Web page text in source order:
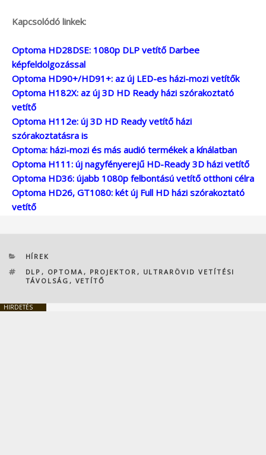
Kapcsolódó linkek:
Optoma HD28DSE: 1080p DLP vetítő Darbee
képfeldolgozással
Optoma HD90+/HD91+: az új LED-es házi-mozi vetítők
Optoma H182X: az új 3D HD Ready házi szórakoztató
vetítő
Optoma H112e: új 3D HD Ready vetítő házi
szórakoztatásra is
Optoma: házi-mozi és más audió termékek a kínálatban
Optoma H111: új nagyfényerejű HD-Ready 3D házi vetítő
Optoma HD36: újabb 1080p felbontású vetítő otthoni célra
Optoma HD26, GT1080: két új Full HD házi szórakoztató
vetítő
KATEGÓRIÁK
HÍREK
CÍMKÉK
DLP , OPTOMA, PROJEKTOR , ULTRARÖVID VETÍTÉSI
TÁVOLSÁG , VETÍTŐ
HIRDETÉS